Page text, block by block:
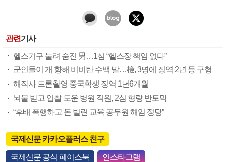
관련기사
헬스기구 눌려 숨진 男…1심 “헬스장 책임 없다”
군인들이 개 향해 비비탄 수백 발…檢, 3명에 징역 2년 등 구형
해작사 드론촬영 중국학생 징역 1년6개월
뇌물 받고 입찰 도운 병원 직원, 2심 형량 반토막
“후배 폭행하고 돈 빌린 교육 공무원 해임 정당”
국제신문 카카오플러스 친구
국제신문 공식 페이스북 인스타그램